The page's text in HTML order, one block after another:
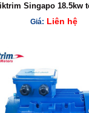
Singapo 18.5kw
Giá: Liên hệ